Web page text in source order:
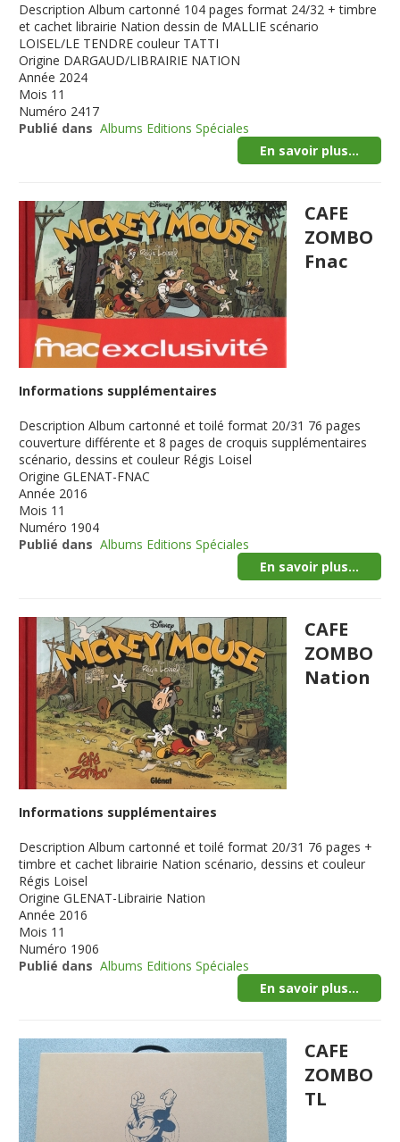
Description Album cartonné 104 pages format 24/32 + timbre
et cachet librairie Nation dessin de MALLIE scénario
LOISEL/LE TENDRE couleur TATTI
Origine DARGAUD/LIBRAIRIE NATION
Année 2024
Mois 11
Numéro 2417
Publié dans Albums Editions Spéciales
En savoir plus...
CAFE
ZOMBO
Fnac
Informations supplémentaires
Description Album cartonné et toilé format 20/31 76 pages
couverture différente et 8 pages de croquis supplémentaires
scénario, dessins et couleur Régis Loisel
Origine GLENAT-FNAC
Année 2016
Mois 11
Numéro 1904
Publié dans Albums Editions Spéciales
En savoir plus...
CAFE
ZOMBO
Nation
Informations supplémentaires
Description Album cartonné et toilé format 20/31 76 pages +
timbre et cachet librairie Nation scénario, dessins et couleur
Régis Loisel
Origine GLENAT-Librairie Nation
Année 2016
Mois 11
Numéro 1906
Publié dans Albums Editions Spéciales
En savoir plus...
CAFE
ZOMBO
TL